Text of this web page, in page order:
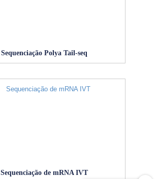
Sequenciação Polya Tail-seq
Sequenciação de mRNA IVT